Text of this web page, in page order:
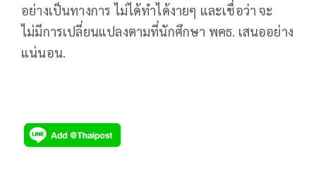
อย่างเป็นทางการ ไม่ได้ทำได้งายๆ และเชื่อว่า จะ
ไม่มีการเปลี่ยนแปลงตามที่นักศึกษา พคธ. เสนออย่าง
แน่นอน.